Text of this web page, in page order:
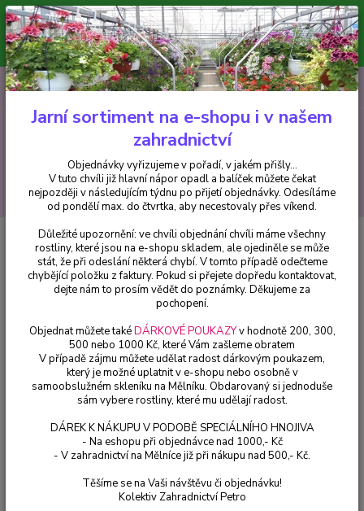
Minimální hodnota pro odeslání z e-shopu je 300 Kč.
V tuto chvíli již hlavní nápor objednávek opadl a balíček můžete čekat
nejpozději v následujícím týdnu po přijetí objednávky. Objednávky
vyřizujeme v pořadí, v jakém přišly...
CZK
Hledat
+420 602 223 614 0ks
za0 Kč
Fuchsie Vuuwerk Fuchsie - cena za kus v 3-kusovém balení
Vuuwerk Fuchsie - cena za kus v
3-kusovém balení
Jarní sortiment na e-shopu i v našem
zahradnictví
Objednávky vyřizujeme v pořadí, v jakém přišly...
V tuto chvíli již hlavní nápor opadl a balíček můžete čekat
nejpozději v následujícím týdnu po přijetí objednávky. Odesíláme
od pondělí max. do čtvrtka, aby necestovaly přes víkend.
Důležité upozornění: ve chvíli objednání chvíli máme všechny
rostliny, které jsou na e-shopu skladem, ale ojediněle se může
stát, že při odeslání některá chybí. V tomto případě odečteme
chybějící položku z faktury. Pokud si přejete dopředu kontaktovat,
dejte nám to prosím vědět do poznámky. Děkujeme za
pochopení.
Objednat můžete takéDÁRKOVÉ POUKAZYv hodnotě 200, 300,
500 nebo 1000 Kč, které Vám zašleme obratem
V případě zájmu můžete udělat radost dárkovým poukazem,
který je možné uplatnit v e-shopu nebo osobně v
samoobslužném skleníku na Mělníku. Obdarovaný si jednoduše
sám vybere rostliny, které mu udělají radost.
DÁREK K NÁKUPU V PODOBĚ SPECIÁLNÍHO HNOJIVA
- Na eshopu při objednávce nad 1000,- Kč
- V zahradnictví na Mělníce již při nákupu nad 500,- Kč.
Těšíme se na Vaši návštěvu či objednávku!
Kolektiv Zahradnictví Petro